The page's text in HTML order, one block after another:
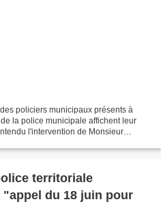
policiers municipaux présents à
la police municipale affichent leur
l'intervention de Monsieur
territoriale
"appel du 18 juin pour